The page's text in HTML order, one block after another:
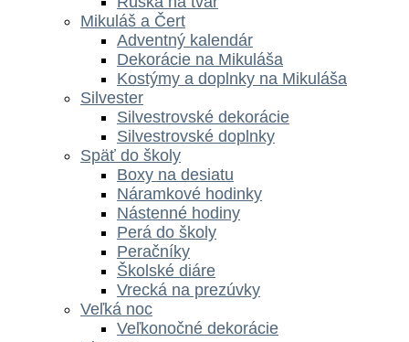
Mikuláš a Čert
Adventný kalendár
Dekorácie na Mikuláša
Kostýmy a doplnky na Mikuláša
Silvester
Silvestrovské dekorácie
Silvestrovské doplnky
Späť do školy
Boxy na desiatu
Náramkové hodinky
Nástenné hodiny
Perá do školy
Peračníky
Školské diáre
Vrecká na prezúvky
Veľká noc
Veľkonočné dekorácie